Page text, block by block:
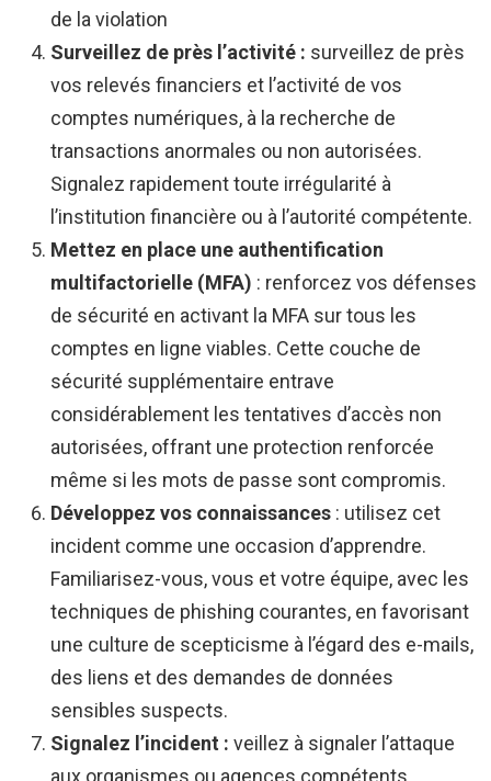
de la violation
Surveillez de près l’activité : surveillez de près
vos relevés financiers et l’activité de vos
comptes numériques, à la recherche de
transactions anormales ou non autorisées.
Signalez rapidement toute irrégularité à
l’institution financière ou à l’autorité compétente.
Mettez en place une authentification
multifactorielle (MFA) : renforcez vos défenses
de sécurité en activant la MFA sur tous les
comptes en ligne viables. Cette couche de
sécurité supplémentaire entrave
considérablement les tentatives d’accès non
autorisées, offrant une protection renforcée
même si les mots de passe sont compromis.
Développez vos connaissances : utilisez cet
incident comme une occasion d’apprendre.
Familiarisez-vous, vous et votre équipe, avec les
techniques de phishing courantes, en favorisant
une culture de scepticisme à l’égard des e-mails,
des liens et des demandes de données
sensibles suspects.
Signalez l’incident : veillez à signaler l’attaque